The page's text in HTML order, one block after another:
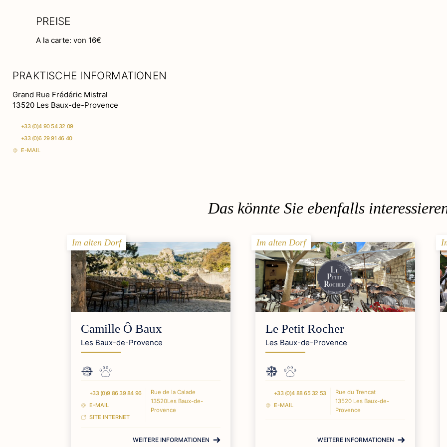
PREISE
A la carte: von 16€
PRAKTISCHE INFORMATIONEN
Grand Rue Frédéric Mistral
13520 Les Baux-de-Provence
+33 (0)4 90 54 32 09
+33 (0)6 29 91 46 40
E-MAIL
Das könnte Sie ebenfalls
Im alten Dorf
Camille Ô Baux
Les Baux-de-Provence
+33 (0)9 86 39 84 96
E-MAIL
SITE INTERNET
Rue de la Calade
13520Les Baux-de-
Provence
WEITERE INFORMATIONEN
Im alten Dorf
Le Petit Rocher
Les Baux-de-Provence
+33 (0)4 88 65 32 53
E-MAIL
Rue du Trencat
13520 Les Baux-de-
Provence
WEITERE INFORMATIONEN